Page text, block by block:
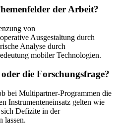
der Arbeit?
von
Ausgestaltung durch
Analyse durch
mobiler Technologien.
die Forschungsfrage?
bei Multipartner-Programmen die
Instrumenteneinsatz gelten wie
Defizite in der
lassen.